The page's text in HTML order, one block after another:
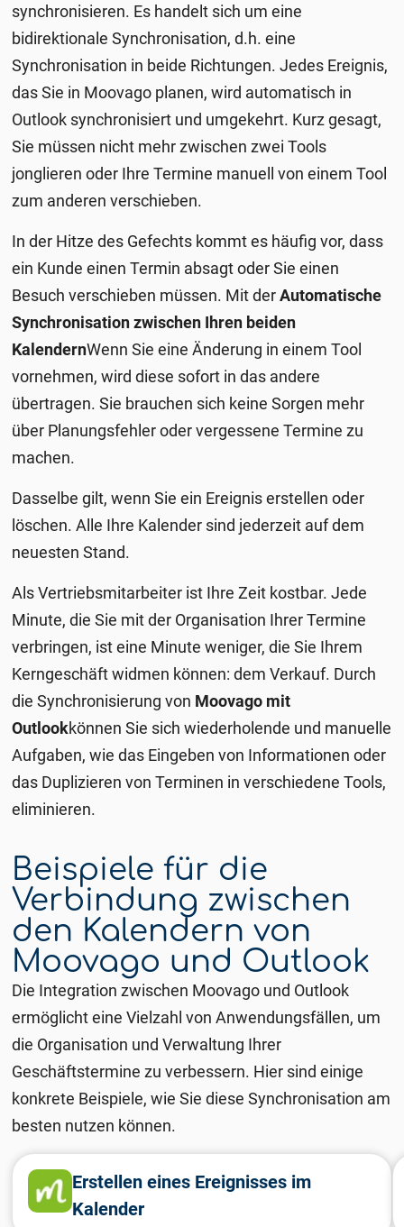
synchronisieren. Es handelt sich um eine
bidirektionale Synchronisation, d.h. eine
Synchronisation in beide Richtungen.Jedes Ereignis,
das Sie in Moovago planen, wird automatisch in
Outlook synchronisiert und umgekehrt. Kurz gesagt,
Sie müssen nicht mehr zwischen zwei Tools
jonglieren oder Ihre Termine manuell von einem Tool
zum anderen verschieben.
In der Hitze des Gefechts kommt es häufig vor, dass
ein Kunde einen Termin absagt oder Sie einen
Besuch verschieben müssen. Mit derAutomatische
Synchronisation zwischen Ihren beiden
KalendernWenn Sie eine Änderung in einem Tool
vornehmen, wird diese sofort in das andere
übertragen. Sie brauchen sich keine Sorgen mehr
über Planungsfehler oder vergessene Termine zu
machen.
Dasselbe gilt, wenn Sie ein Ereignis erstellen oder
löschen. Alle Ihre Kalender sind jederzeit auf dem
neuesten Stand.
Als Vertriebsmitarbeiter ist Ihre Zeit kostbar. Jede
Minute, die Sie mit der Organisation Ihrer Termine
verbringen, ist eine Minute weniger, die Sie Ihrem
Kerngeschäft widmen können: dem Verkauf. Durch
die Synchronisierung von Moovago mit
Outlookkönnen Sie sich wiederholende und manuelle
Aufgaben, wie das Eingeben von Informationen oder
das Duplizieren von Terminen in verschiedene Tools,
eliminieren.
Beispiele für die
Verbindung zwischen
den Kalendern von
Moovago und Outlook
Die Integration zwischen Moovago und Outlook
ermöglicht eine Vielzahl von Anwendungsfällen, um
die Organisation und Verwaltung Ihrer
Geschäftstermine zu verbessern. Hier sind einige
konkrete Beispiele, wie Sie diese Synchronisation am
besten nutzen können.
Erstellen eines Ereignisses im
Kalender